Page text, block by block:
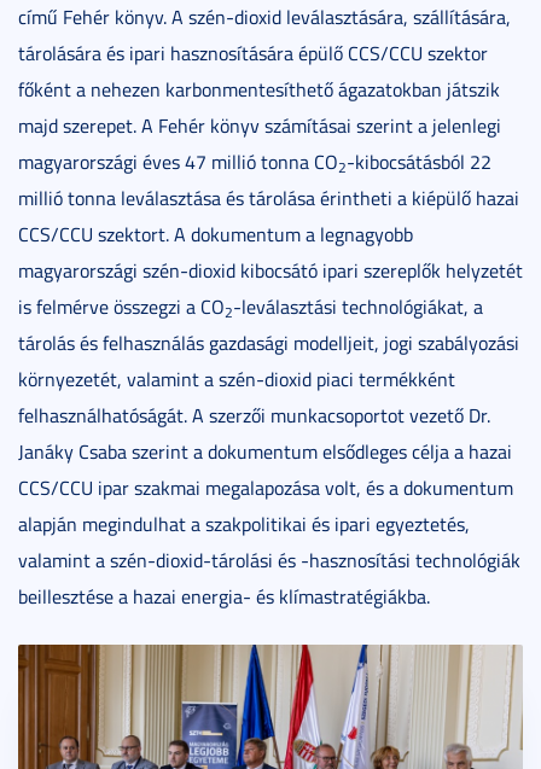
című Fehér könyv. A szén-dioxid leválasztására, szállítására,
tárolására és ipari hasznosítására épülő CCS/CCU szektor
főként a nehezen karbonmentesíthető ágazatokban játszik
majd szerepet. A Fehér könyv számításai szerint a jelenlegi
magyarországi éves 47 millió tonna CO2-kibocsátásból 22
millió tonna leválasztása és tárolása érintheti a kiépülő hazai
CCS/CCU szektort. A dokumentum a legnagyobb
magyarországi szén-dioxid kibocsátó ipari szereplők helyzetét
is felmérve összegzi a CO2-leválasztási technológiákat, a
tárolás és felhasználás gazdasági modelljeit, jogi szabályozási
környezetét, valamint a szén-dioxid piaci termékként
felhasználhatóságát. A szerzői munkacsoportot vezető Dr.
Janáky Csaba szerint a dokumentum elsődleges célja a hazai
CCS/CCU ipar szakmai megalapozása volt, és a dokumentum
alapján megindulhat a szakpolitikai és ipari egyeztetés,
valamint a szén-dioxid-tárolási és -hasznosítási technológiák
beillesztése a hazai energia- és klímastratégiákba.